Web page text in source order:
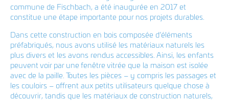
instagram
LinkedIn
dave lefèvre et associés
14d, rue Bour L-7216 Bereldange
F +352 33 20 81
info@coeba.lu
Plan d'accès Bereldange
Plan d'accès Wasserbillig
commune de Fischbach, a été inaugurée en 2017 et
constitue une étape importante pour nos projets durables.
Dans cette construction en bois composée d’éléments
préfabriqués, nous avons utilisé les matériaux naturels les
plus divers et les avons rendus accessibles. Ainsi, les enfants
peuvent voir par une fenêtre vitrée que la maison est isolée
avec de la paille. Toutes les pièces – y compris les passages et
les couloirs – offrent aux petits utilisateurs quelque chose à
découvrir, tandis que les matériaux de construction naturels,